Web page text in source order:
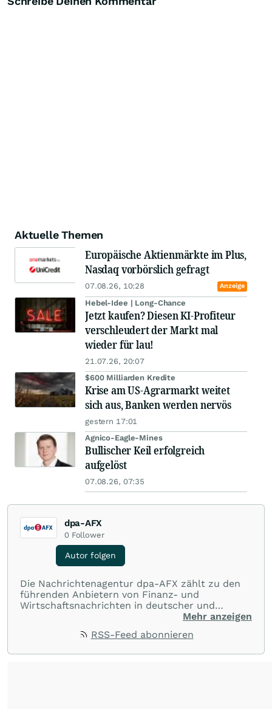
Aktuelle Themen
Europäische Aktienmärkte im Plus,
Nasdaq vorbörslich gefragt
07.08.26, 10:28 Anzeige
Hebel-Idee | Long-Chance
Jetzt kaufen? Diesen KI-Profiteur
verschleudert der Markt mal
wieder für lau!
21.07.26, 20:07
$600 Milliarden Kredite
Krise am US-Agrarmarkt weitet
sich aus, Banken werden nervös
gestern 17:01
Agnico-Eagle-Mines
Bullischer Keil erfolgreich
aufgelöst
07.08.26, 07:35
dpa-AFX
0 Follower
Autor folgen
Die Nachrichtenagentur dpa-AFX zählt zu den
führenden Anbietern von Finanz- und
Wirtschaftsnachrichten in deutscher und
englischer Sprache. Gestützt auf ein
dpa-AFX unabhängig, zuverlässig und schnell
Mehr anzeigen
RSS-Feed abonnieren